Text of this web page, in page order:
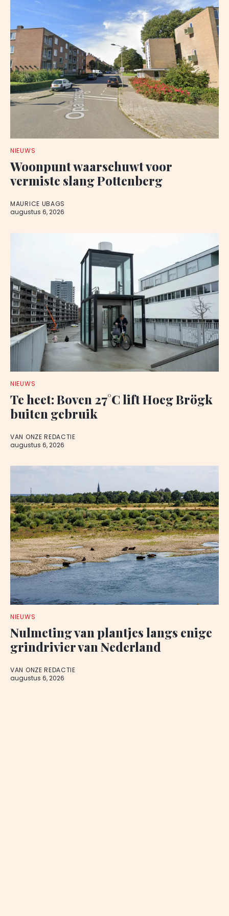
NIEUWS
Woonpunt waarschuwt voor
vermiste slang Pottenberg
MAURICE UBAGS
augustus 6, 2026
NIEUWS
Te heet: Boven 27°C lift Hoeg Brögk
buiten gebruik
VAN ONZE REDACTIE
augustus 6, 2026
NIEUWS
Nulmeting van plantjes langs enige
grindrivier van Nederland
VAN ONZE REDACTIE
augustus 6, 2026